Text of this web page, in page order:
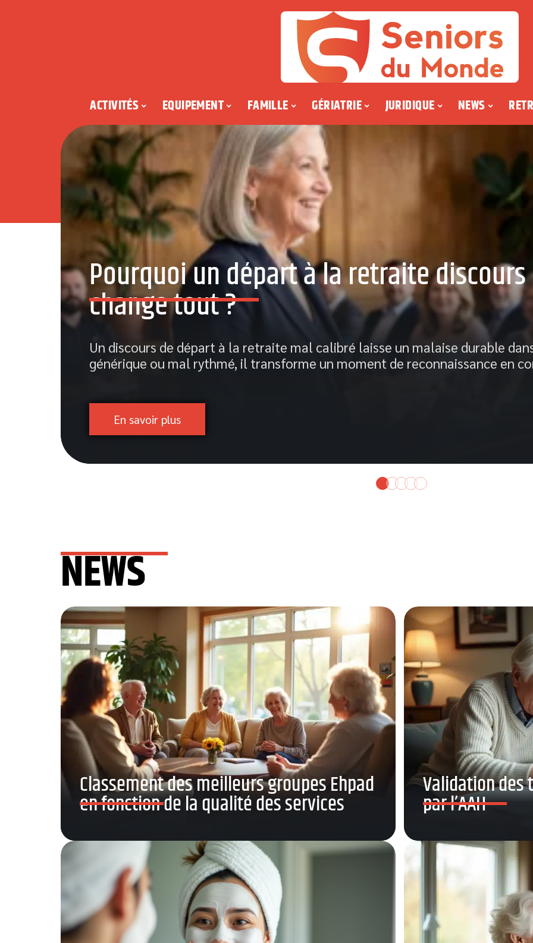
ACTIVITÉS EQUIPEMENT FAMILLE GÉRIATRIE JURIDIQUE NEWS
Pourquoi un départ à la retraite
change tout ?
Un discours de départ à la retraite mal calibré laisse un malaise durable
générique ou mal rythmé, il transforme un moment de reconnaissance en
En savoir plus
NEWS
Classement des meilleurs groupes Ehpad
en fonction de la qualité des services
Validation
par l’AAH